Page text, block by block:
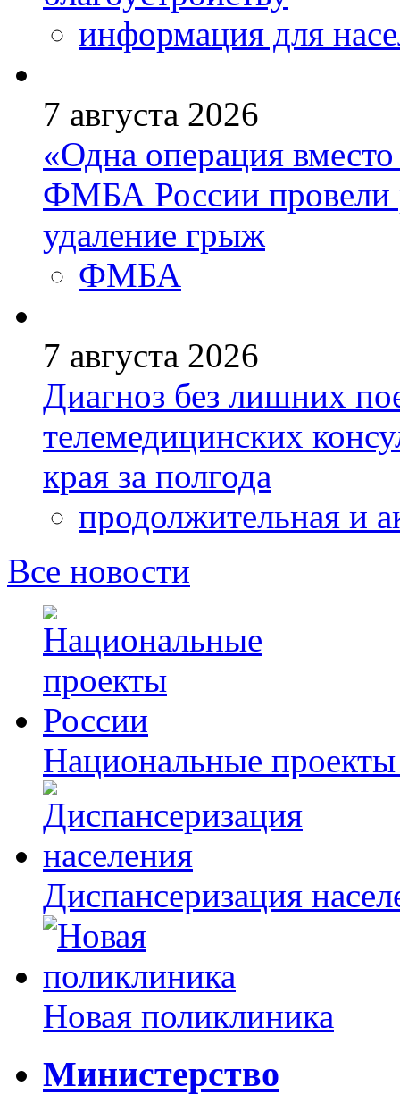
информация для
7 августа 2026
«Одна операция
ФМБА России провели
удаление грыж
ФМБА
7 августа 2026
Диагноз без лишних
телемедицинских
края за полгода
продолжительная и
Все новости
Национальные
Диспансеризация
Новая поликлиника
Министерство